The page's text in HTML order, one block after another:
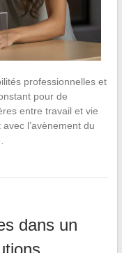
professionnelles et
pour de
entre travail et vie
l’avènement du
dans un